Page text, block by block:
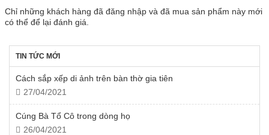
Chỉ những khách hàng đã đăng nhập và đã mua sản phẩm này mới
có thể để lại đánh giá.
TIN TỨC MỚI
Cách sắp xếp di ảnh trên bàn thờ gia tiên
27/04/2021
Cúng Bà Tổ Cô trong dòng họ
26/04/2021